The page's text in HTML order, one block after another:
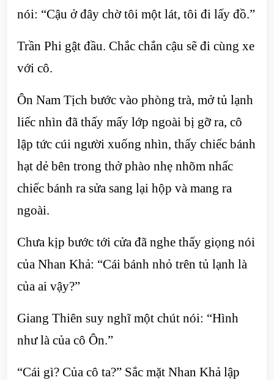
nói: “Cậu ở đây chờ tôi một lát, tôi đi lấy đồ.”
Trần Phi gật đầu. Chắc chắn cậu sẽ đi cùng xe
với cô.
Ôn Nam Tịch bước vào phòng trà, mở tủ lạnh
liếc nhìn đã thấy mấy lớp ngoài bị gỡ ra, cô
lập tức cúi người xuống nhìn, thấy chiếc bánh
hạt dẻ bên trong thở phào nhẹ nhõm nhấc
chiếc bánh ra sửa sang lại hộp và mang ra
ngoài.
Chưa kịp bước tới cửa đã nghe thấy giọng nói
của Nhan Khả: “Cái bánh nhỏ trên tủ lạnh là
của ai vậy?”
Giang Thiên suy nghĩ một chút nói: “Hình
như là của cô Ôn.”
“Cái gì? Của cô ta?” Sắc mặt Nhan Khả lập